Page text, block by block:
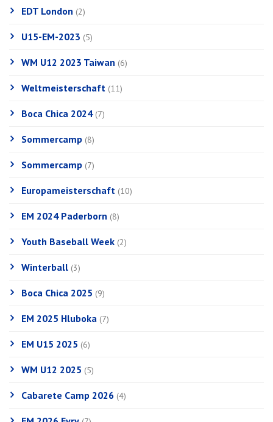
EDT London (2)
U15-EM-2023 (5)
WM U12 2023 Taiwan (6)
Weltmeisterschaft (11)
Boca Chica 2024(7)
Sommercamp (8)
Sommercamp (7)
Europameisterschaft (10)
EM 2024 Paderborn (8)
Youth Baseball Week (2)
Winterball (3)
Boca Chica 2025 (9)
EM 2025 Hluboka (7)
EM U15 2025 (6)
WM U12 2025 (5)
Cabarete Camp 2026 (4)